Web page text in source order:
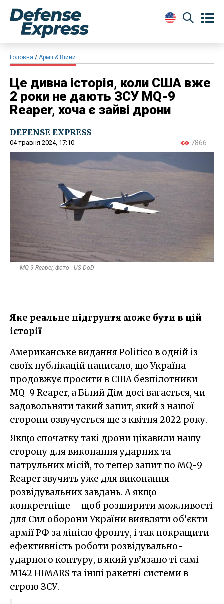
Головна Армії & Війни
Це дивна історія, коли США вже
2 роки не дають ЗСУ MQ-9
Reaper, хоча є зайві дрони
DEFENSE EXPRESS
04 травня 2024, 17:10 7866
MQ-9 Reaper, фото - US DoD
Яке реальне підгрунтя може бути в цій
історії
Американське видання Politico в одній із
своїх публікацій написало, що Україна
продовжує просити в США безпілотники
MQ-9 Reaper, а Білий Дім досі вагається, чи
задовольняти такий запит, який з нашої
сторони озвучується ще з квітня 2022 року.
Якщо спочатку такі дрони цікавили нашу
сторону для виконання ударних та
патрульних місій, то тепер запит по MQ-9
Reaper звучить уже для виконання
розвідувальних завдань. А якщо
конкретніше – щоб розширити можливості
для Сил оборони України виявляти об’єкти
армії РФ за лінією фронту, і так покращити
ефективність роботи розвідувально-
ударного контуру, в який ув’язано ті самі
M142 HIMARS та інші ракетні системи в
строю ЗСУ.